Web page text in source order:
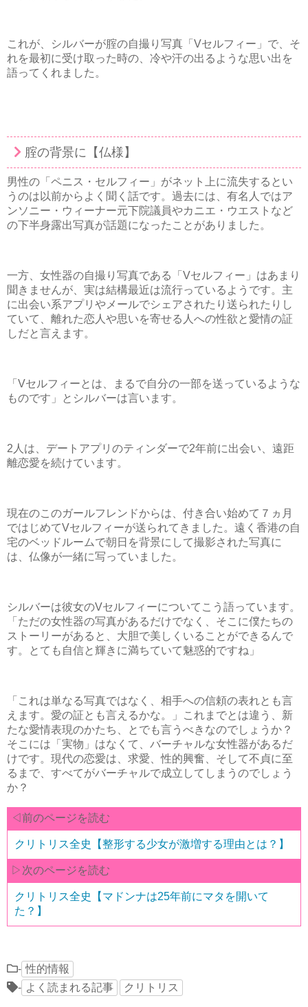
これが、シルバーが腟の自撮り写真「Vセルフィー」で、そ
れを最初に受け取った時の、冷や汗の出るような思い出を
語ってくれました。
腟の背景に【仏様】
男性の「ペニス・セルフィー」がネット上に流失するとい
うのは以前からよく聞く話です。過去には、有名人ではア
ンソニー・ウィーナー元下院議員やカニエ・ウエストなど
の下半身露出写真が話題になったことがありました。
一方、女性器の自撮り写真である「Vセルフィー」はあまり
聞きませんが、実は結構最近は流行っているようです。主
に出会い系アプリやメールでシェアされたり送られたりし
ていて、離れた恋人や思いを寄せる人への性欲と愛情の証
しだと言えます。
「Vセルフィーとは、まるで自分の一部を送っているような
ものです」とシルバーは言います。
2人は、デートアプリのティンダーで2年前に出会い、遠距
離恋愛を続けています。
現在のこのガールフレンドからは、付き合い始めて７ヵ月
ではじめてVセルフィーが送られてきました。遠く香港の自
宅のベッドルームで朝日を背景にして撮影された写真に
は、仏像が一緒に写っていました。
シルバーは彼女のVセルフィーについてこう語っています。
「ただの女性器の写真があるだけでなく、そこに僕たちの
ストーリーがあると、大胆で美しくいることができるんで
す。とても自信と輝きに満ちていて魅惑的ですね」
「これは単なる写真ではなく、相手への信頼の表れとも言
えます。愛の証とも言えるかな。」これまでとは違う、新
たな愛情表現のかたち、とでも言うべきなのでしょうか？
そこには「実物」はなくて、バーチャルな女性器があるだ
けです。現代の恋愛は、求愛、性的興奮、そして不貞に至
るまで、すべてがバーチャルで成立してしまうのでしょう
か？
◁前のページを読む
クリトリス全史【整形する少女が激増する理由とは？】
▷次のページを読む
クリトリス全史【マドンナは25年前にマタを開いて
た？】
- 性的情報
- よく読まれる記事 クリトリス